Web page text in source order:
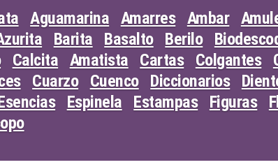
Aguamarina Amarres Ambar
Barita Basalto Berilo
Calcita Amatista Cartas Colgantes
Cuarzo Cuenco Diccionarios
Espinela Estampas Figuras